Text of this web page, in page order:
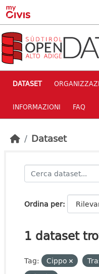
Skip to main content
DATASET
INFORMAZIONI FAQ
Dataset
Ordina per
1 dataset
Tag: Cippo